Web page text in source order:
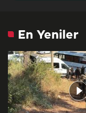
En Yeniler